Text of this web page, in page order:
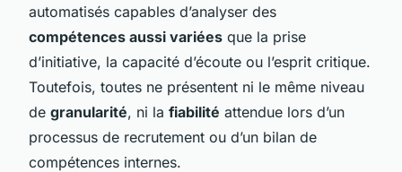
automatisés capables d’analyser des
compétences aussi variées que la prise
d’initiative, la capacité d’écoute ou l’esprit critique.
Toutefois, toutes ne présentent ni le même niveau
de granularité, ni la fiabilité attendue lors d’un
processus de recrutement ou d’un bilan de
compétences internes.